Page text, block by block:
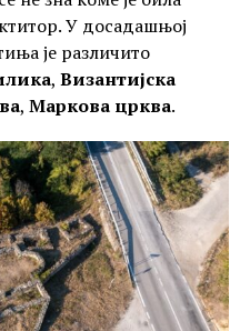
У досадашњој
је различито
, Византијска
, Маркова црква.